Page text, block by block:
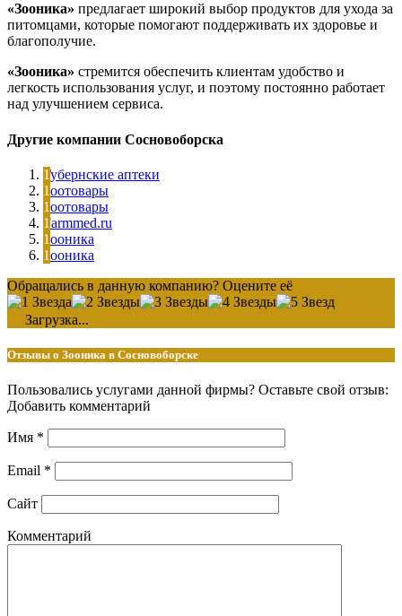
«Зооника» предлагает широкий выбор продуктов для ухода за
питомцами, которые помогают поддерживать их здоровье и
благополучие.
«Зооника» стремится обеспечить клиентам удобство и
легкость использования услуг, и поэтому постоянно работает
над улучшением сервиса.
Другие компании Сосновоборска
Губернские аптеки
Зоотовары
Зоотовары
Farmmed.ru
Зооника
Зооника
Обращались в данную компанию? Оцените её
Загрузка...
Отзывы о Зооника в Сосновоборске
Пользовались услугами данной фирмы? Оставьте свой отзыв:
Добавить комментарий
Имя *
Email *
Сайт
Комментарий